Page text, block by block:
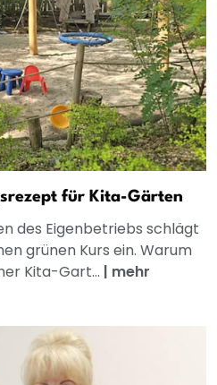
für Kita-Gärten
des Eigenbetriebs schlägt
grünen Kurs ein. Warum
Kita-Gart... | mehr